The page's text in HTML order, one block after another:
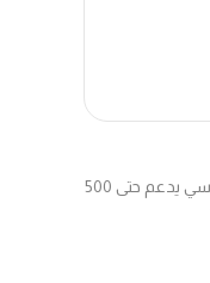
نظام VoIP معياري بمستوى مؤسسي يدعم حتى 500